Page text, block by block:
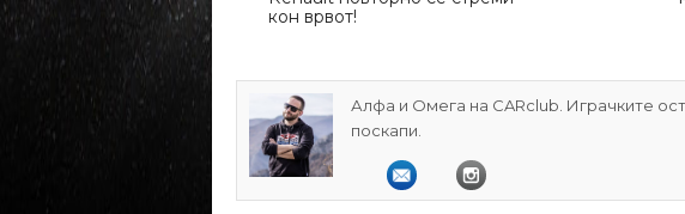
кон врвот!
Алфа и Омега на CARclub. Играчките
поскапи.